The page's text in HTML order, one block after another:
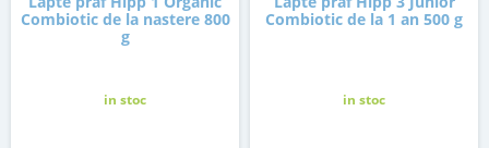
Combiotic de la nastere 800
g
in stoc
Combiotic de la 1 an 500 g
in stoc